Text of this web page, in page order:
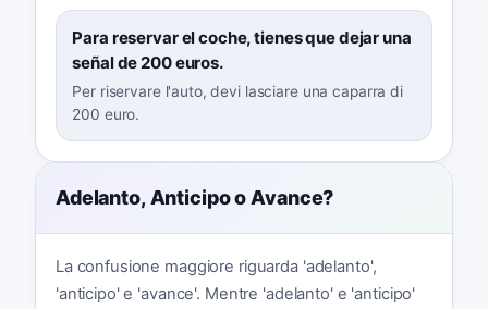
Para reservar el coche, tienes que dejar una
señal de 200 euros.
Per riservare l'auto, devi lasciare una caparra di
200 euro.
Adelanto, Anticipo o Avance?
La confusione maggiore riguarda 'adelanto',
'anticipo' e 'avance'. Mentre 'adelanto' e 'anticipo'